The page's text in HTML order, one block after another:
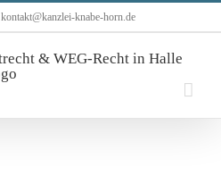
kontakt@kanzlei-knabe-horn.de